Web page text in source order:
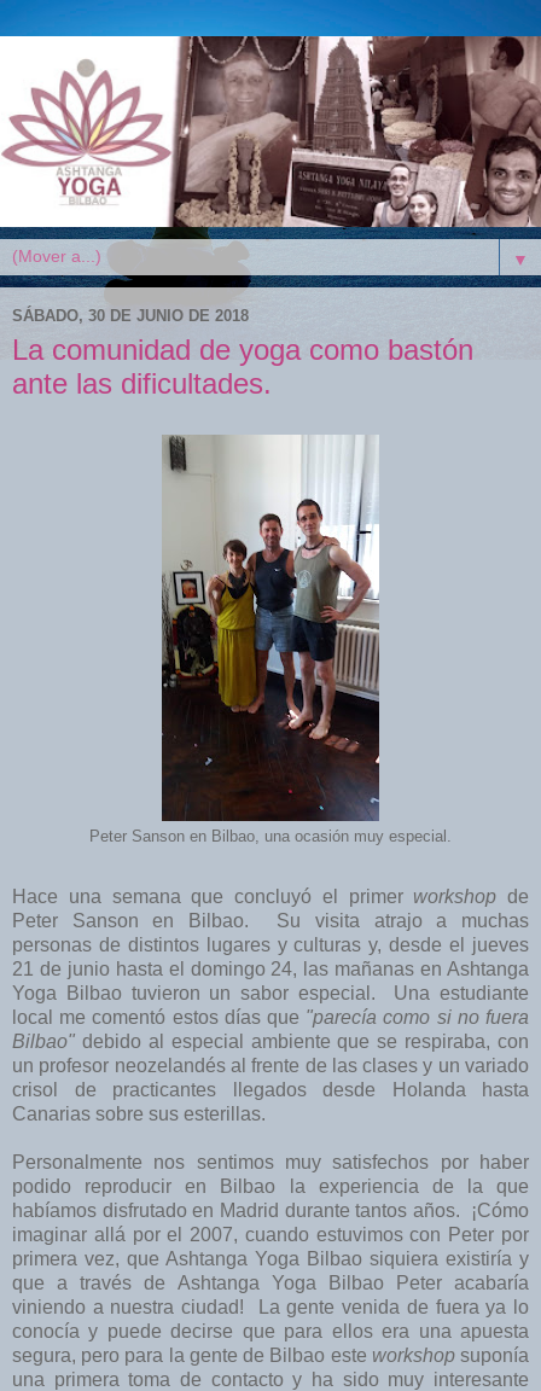
▼
SÁBADO, 30 DE JUNIO DE 2018
La comunidad de yoga como bastón
ante las dificultades.
Peter Sanson en Bilbao, una ocasión muy especial.
Hace una semana que concluyó el primer workshop de
Peter Sanson en Bilbao. Su visita atrajo a muchas
personas de distintos lugares y culturas y, desde el jueves
21 de junio hasta el domingo 24, las mañanas en Ashtanga
Yoga Bilbao tuvieron un sabor especial. Una estudiante
local me comentó estos días que "parecía como si no fuera
Bilbao" debido al especial ambiente que se respiraba, con
un profesor neozelandés al frente de las clases y un variado
crisol de practicantes llegados desde Holanda hasta
Canarias sobre sus esterillas.
Personalmente nos sentimos muy satisfechos por haber
podido reproducir en Bilbao la experiencia de la que
habíamos disfrutado en Madrid durante tantos años. ¡Cómo
imaginar allá por el 2007, cuando estuvimos con Peter por
primera vez, que Ashtanga Yoga Bilbao siquiera existiría y
que a través de Ashtanga Yoga Bilbao Peter acabaría
viniendo a nuestra ciudad! La gente venida de fuera ya lo
conocía y puede decirse que para ellos era una apuesta
segura, pero para la gente de Bilbao este workshopsuponía
una primera toma de contacto y ha sido muy interesante